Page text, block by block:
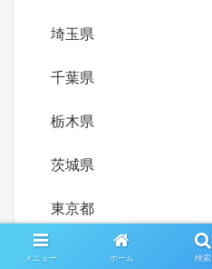
埼玉県
千葉県
栃木県
茨城県
東京都
メニュー ホーム 検索